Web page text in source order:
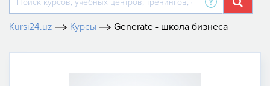
Kursi24.uz Курсы Generate - школа бизнеса